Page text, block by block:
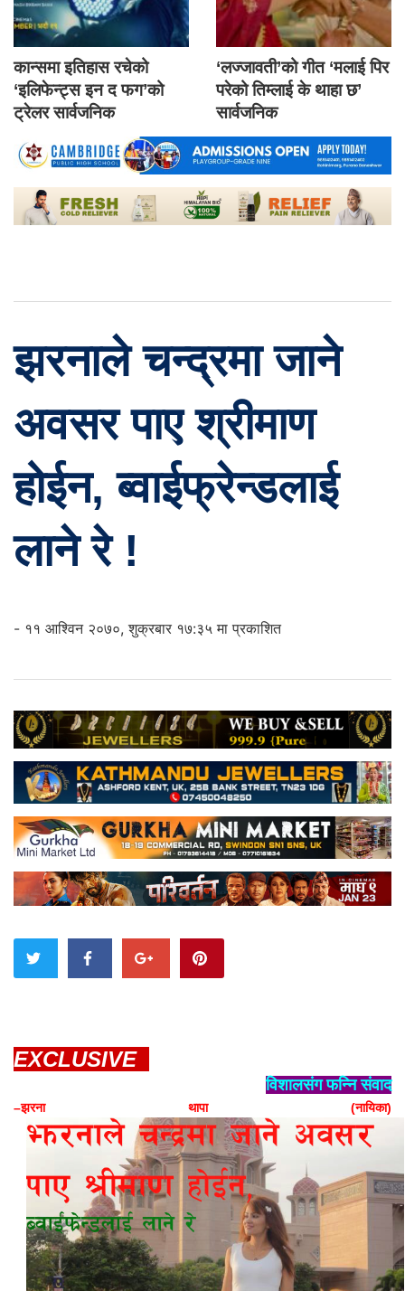
कान्समा इतिहास रचेको
‘इलिफेन्ट्स इन द फग’को
ट्रेलर सार्वजनिक
‘लज्जावती’को गीत ‘मलाई पिर
परेको तिम्लाई के थाहा छ’
सार्वजनिक
झरनाले चन्द्रमा जाने
अवसर पाए श्रीमाण
होईन, ब्वाईफ्रेन्डलाई
लाने रे !
- ११ आश्विन २०७०, शुक्रबार १७:३५ मा प्रकाशित
EXCLUSIVE
विशालसंग फन्नि संवाद
–झरना थापा (नायिका)